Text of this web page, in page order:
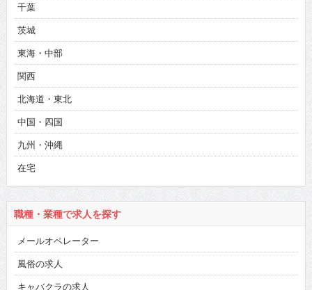
千葉
茨城
東海・中部
関西
北海道・東北
中国・四国
九州・沖縄
在宅
職種・業種で求人を探す
メールオペレーター
風俗の求人
キャバクラの求人